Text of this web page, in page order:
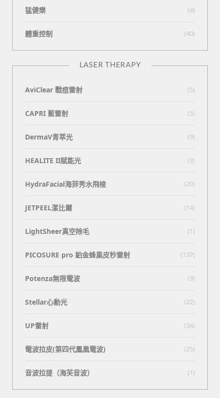
猛健樂 (4)
體重控制 (40)
LASER THERAPY
AviClear 戰痘雷射 (5)
CAPRI 藍雷射 (5)
DermaV青萃光 (9)
HEALITE II賦能光 (3)
HydraFacial海菲秀水飛梭 (20)
JETPEEL潔比爾 (14)
LightSheer真空除毛 (1)
PICOSURE pro 鉑金蜂巢皮秒雷射 (137)
Potenza無限電波 (9)
Stellar心動光 (22)
UP雷射 (34)
電波拉皮(第四代鳳凰電波) (25)
⾳波拉提（海芙⾳波） (1)